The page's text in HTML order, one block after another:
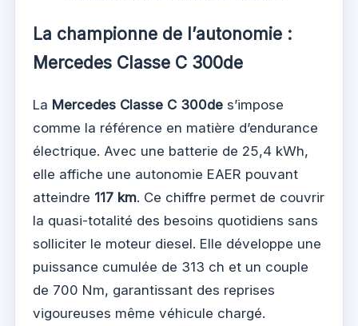
La championne de l’autonomie :
Mercedes Classe C 300de
La Mercedes Classe C 300de s’impose
comme la référence en matière d’endurance
électrique. Avec une batterie de 25,4 kWh,
elle affiche une autonomie EAER pouvant
atteindre 117 km. Ce chiffre permet de couvrir
la quasi-totalité des besoins quotidiens sans
solliciter le moteur diesel. Elle développe une
puissance cumulée de 313 ch et un couple
de 700 Nm, garantissant des reprises
vigoureuses même véhicule chargé.